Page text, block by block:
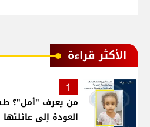
الأكثر قراءة
1
من يعرف "أمل"؟
العودة إلى عائلتها